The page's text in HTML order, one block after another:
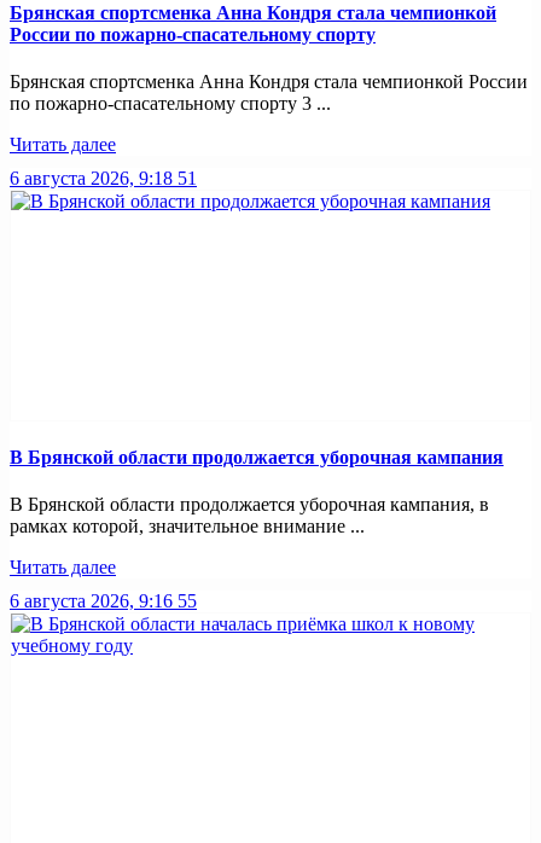
Брянская спортсменка Анна Кондря стала чемпионкой
России по пожарно-спасательному спорту
Брянская спортсменка Анна Кондря стала чемпионкой России
по пожарно-спасательному спорту 3 ...
Читать далее
6 августа 2026, 9:18 51
В Брянской области продолжается уборочная кампания
В Брянской области продолжается уборочная кампания, в
рамках которой, значительное внимание ...
Читать далее
6 августа 2026, 9:16 55